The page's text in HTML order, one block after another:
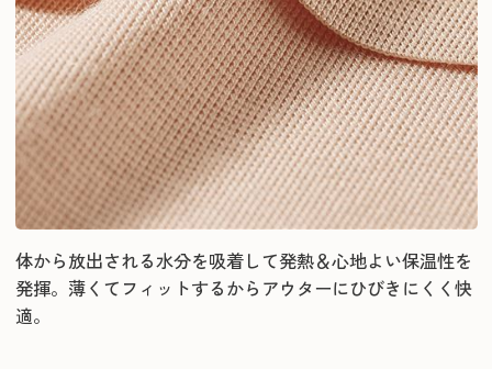
体から放出される水分を吸着して発熱＆心地よい保温性を
発揮。薄くてフィットするからアウターにひびきにくく快
適。